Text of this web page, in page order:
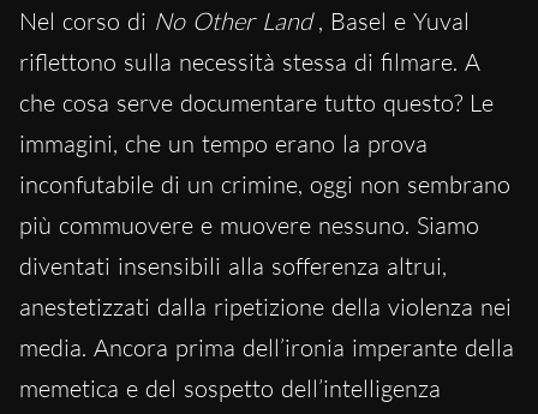
Nel corso di No Other Land , Basel e Yuval
riflettono sulla necessità stessa di filmare. A
che cosa serve documentare tutto questo? Le
immagini, che un tempo erano la prova
inconfutabile di un crimine, oggi non sembrano
più commuovere e muovere nessuno. Siamo
diventati insensibili alla sofferenza altrui,
anestetizzati dalla ripetizione della violenza nei
media. Ancora prima dell’ironia imperante della
memetica e del sospetto dell’intelligenza